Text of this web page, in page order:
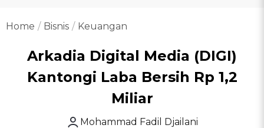
Home Bisnis Keuangan
Arkadia Digital Media (DIGI)
Kantongi Laba Bersih Rp 1,2
Miliar
Mohammad Fadil Djailani